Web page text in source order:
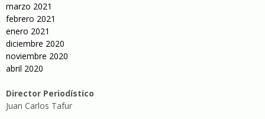
marzo 2021
febrero 2021
enero 2021
diciembre 2020
noviembre 2020
abril 2020
Director Periodístico
Juan Carlos Tafur